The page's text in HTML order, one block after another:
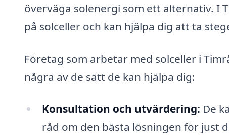
överväga solenergi som ett alternativ. I
på solceller och kan hjälpa dig att ta
Företag som arbetar med solceller i
några av de sätt de kan hjälpa dig:
Konsultation och utvärdering: De
råd om den bästa lösningen för just